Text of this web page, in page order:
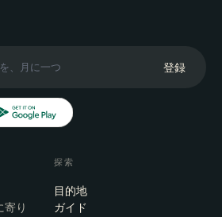
登録
り
探索
目的地
ガイド